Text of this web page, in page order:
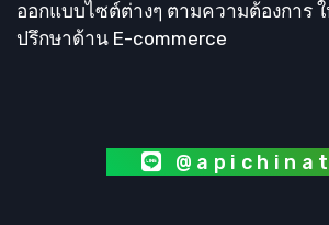
ออกแบบไซต์ต่างๆ ตามความต้องการ
ปรึกษาด้าน E-commerce